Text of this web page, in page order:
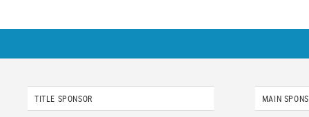
TITLE SPONSOR MAIN